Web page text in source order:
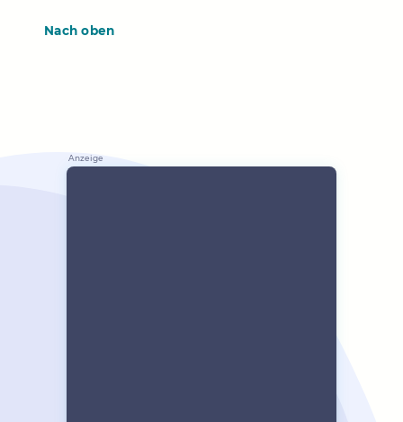
Nach oben